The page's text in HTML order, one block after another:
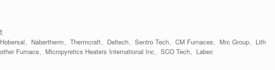
、Nabertherm、Thermcraft、Deltech、Sentro Tech、CM Furnaces、Mrc Group、Lith
Furnace、Micropyretics Heaters International Inc、SCO Tech、Labec